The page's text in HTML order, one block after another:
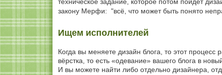
закону Мерфи: "всё, что может быть понято
Ищем исполнителей
Когда вы меняете дизайн блога, то этот процесс
вёрстка, то есть «одевание» вашего блога в
И вы можете найти либо отдельно дизайнера,